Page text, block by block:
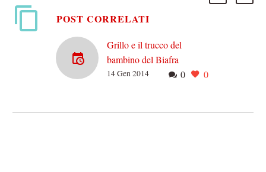
POST CORRELATI
Grillo e il trucco del
bambino del Biafra
Dalle elezioni dello scorso
0 0
14 Gen 2014